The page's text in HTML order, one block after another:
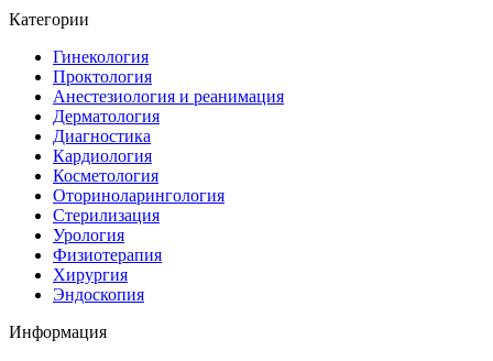
Категории
Гинекология
Проктология
Анестезиология и реанимация
Дерматология
Диагностика
Кардиология
Косметология
Оториноларингология
Стерилизация
Урология
Физиотерапия
Хирургия
Эндоскопия
Информация